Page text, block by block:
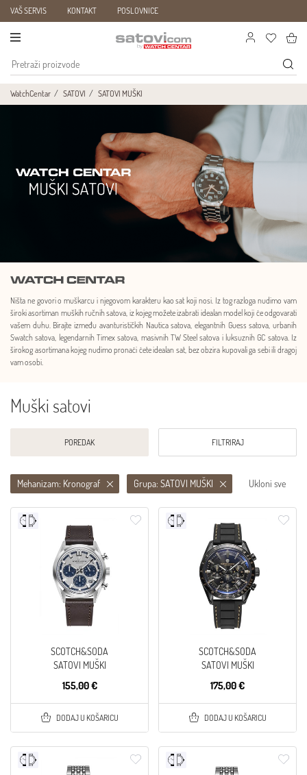
VAŠ SERVIS KONTAKT POSLOVNICE
WatchCentar SATOVI SATOVI MUŠKI
Ništa ne govori o muškarcu i njegovom karakteru kao sat koji nosi. Iz tog razloga nudimo vam
široki asortiman muških ručnih satova, iz kojeg možete izabrati idealan model koji će odgovarati
vašem duhu. Birajte između avanturističkih Nautica satova, elegantnih Guess satova, urbanih
Swatch satova, legendarnih Timex satova, masivnih TW Steel satova i luksuznih GC satova. Iz
širokog asortimana kojeg nudimo pronaći ćete idealan sat, bez obzira kupovali ga sebi ili dragoj
vam osobi.
Muški satovi
POREDAK FILTRIRAJ
Mehanizam: Kronograf Grupa: SATOVI MUŠKI Ukloni sve
SCOTCH&SODA
SATOVI MUŠKI
155,00 €
DODAJ U KOŠARICU
SCOTCH&SODA
SATOVI MUŠKI
175,00 €
DODAJ U KOŠARICU